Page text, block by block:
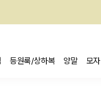
등원룩/상하복 양말 모자